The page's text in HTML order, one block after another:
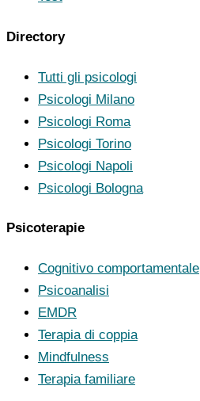
Directory
Tutti gli psicologi
Psicologi Milano
Psicologi Roma
Psicologi Torino
Psicologi Napoli
Psicologi Bologna
Psicoterapie
Cognitivo comportamentale
Psicoanalisi
EMDR
Terapia di coppia
Mindfulness
Terapia familiare